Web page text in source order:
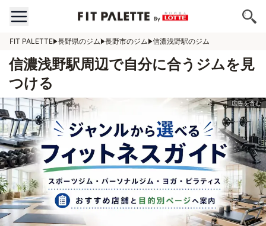
FIT PALETTE 長野県のジム 長野市のジム 信濃浅野駅のジム
信濃浅野駅周辺で自分に合うジムを見
つける